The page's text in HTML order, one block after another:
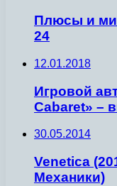
Плюсы и
24
12.01.2018
Игровой
Cabaret» –
30.05.2014
Venetica
Механики)